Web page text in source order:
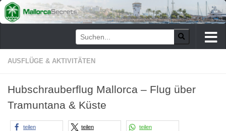
Zum Inhalt springen
AUSFLÜGE & AKTIVITÄTEN
Hubschrauberflug Mallorca – Flug über
Tramuntana & Küste
teilen teilen teilen